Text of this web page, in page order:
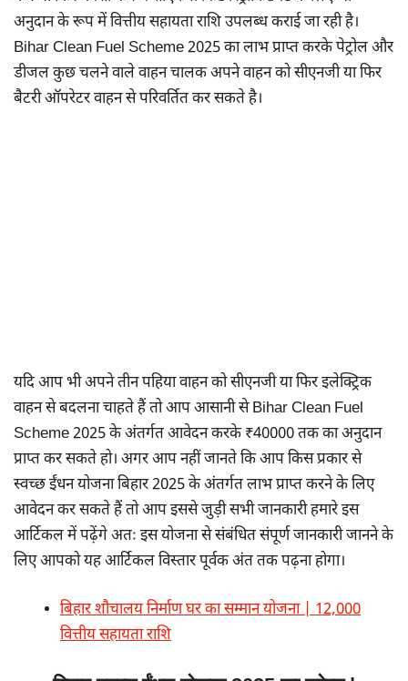
अनुदान के रूप में वित्तीय सहायता राशि उपलब्ध कराई जा रही है।
Bihar Clean Fuel Scheme 2025 का लाभ प्राप्त करके पेट्रोल और
डीजल कुछ चलने वाले वाहन चालक अपने वाहन को सीएनजी या फिर
बैटरी ऑपरेटर वाहन से परिवर्तित कर सकते है।
यदि आप भी अपने तीन पहिया वाहन को सीएनजी या फिर इलेक्ट्रिक
वाहन से बदलना चाहते हैं तो आप आसानी से Bihar Clean Fuel
Scheme 2025 के अंतर्गत आवेदन करके ₹40000 तक का अनुदान
प्राप्त कर सकते हो। अगर आप नहीं जानते कि आप किस प्रकार से
स्वच्छ ईंधन योजना बिहार 2025 के अंतर्गत लाभ प्राप्त करने के लिए
आवेदन कर सकते हैं तो आप इससे जुड़ी सभी जानकारी हमारे इस
आर्टिकल में पढ़ेंगे अतः इस योजना से संबंधित संपूर्ण जानकारी जानने के
लिए आपको यह आर्टिकल विस्तार पूर्वक अंत तक पढ़ना होगा।
बिहार शौचालय निर्माण घर का सम्मान योजना | 12,000
वित्तीय सहायता राशि